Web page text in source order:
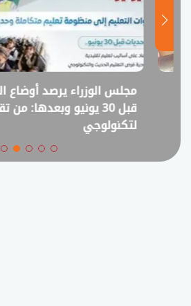
مجلس الوزراء يرصد أوضاع التعليم
قبل 30 يونيو وبعدها: من تقليدى
لتكنولوجي